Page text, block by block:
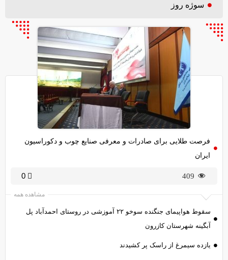
سوژه روز
فرصت طلایی برای صادرات و معرفی صنایع چوب و دکوراسیون
ایران
409
0
مشاهده همه
سقوط هواپیمای جنگنده سوخو ۲۲ آموزشی در روستای احمدآباد پل
آبگینه شهرستان کازرون
یازده سیمرغ از راسک پر کشیدند